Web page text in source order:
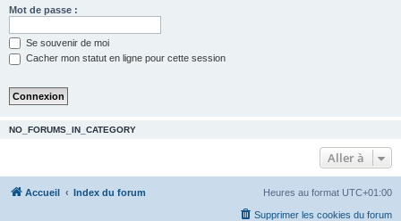
Mot de passe :
Se souvenir de moi
Cacher mon statut en ligne pour cette session
NO_FORUMS_IN_CATEGORY
Aller à
Accueil Index du forum Heures au format UTC+01:00
Supprimer les cookies du forum